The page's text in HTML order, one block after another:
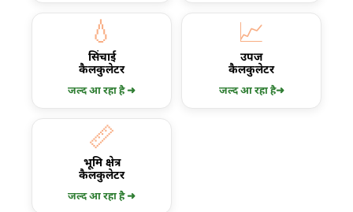
💧
सिंचाई
कैलकुलेटर
जल्द आ रहा है ➜
📈
उपज
कैलकुलेटर
जल्द आ रहा है➜
📏
भूमि क्षेत्र
कैलकुलेटर
जल्द आ रहा है ➜